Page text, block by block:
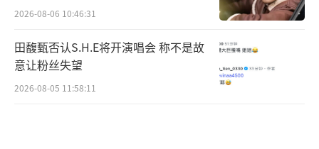
2026-08-06 10:46:31
田馥甄否认S.H.E将开演唱会 称不是故
意让粉丝失望
2026-08-05 11:58:11